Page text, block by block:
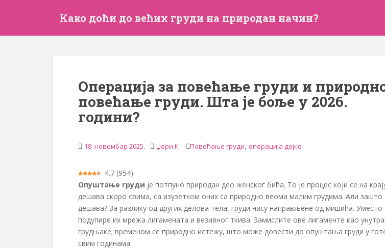
Како доћи до већих груди на природан начин?
Операција за повећање груди и
повећање груди. Шта је боље у 2026.
години?
18. новембар 2025. Џери К Повећање груди, операција дојке
4.7 (954)
Опуштање груди је потпуно природан део женског бића. То је процес који се на
дешава скоро свима, са изузетком оних са природно веома малим грудима. Али зашто
дешава? За разлику од других делова тела, груди нису направљене од мишића. Уместо
подупире их мрежа лигамената и везивног ткива. Замислите ове лигаменте као
грудњаке; временом се природно истежу, што може довести до опуштања груди у
свим годинама.